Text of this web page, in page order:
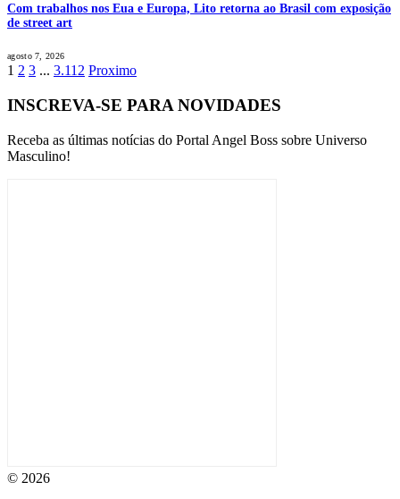
Com trabalhos nos Eua e Europa, Lito retorna ao Brasil com exposição
de street art
agosto 7, 2026
1 2 3 ... 3.112 Proximo
INSCREVA-SE PARA NOVIDADES
Receba as últimas notícias do Portal Angel Boss sobre Universo
Masculino!
© 2026